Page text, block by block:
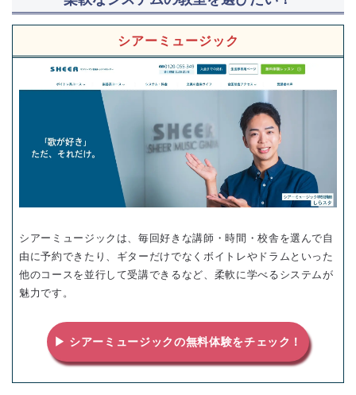
シアーミュージック
シアーミュージックは、毎回好きな講師・時間・校舎を選んで自
由に予約できたり、ギターだけでなくボイトレやドラムといった
他のコースを並行して受講できるなど、柔軟に学べるシステムが
魅力です。
▶ シアーミュージックの無料体験をチェック！